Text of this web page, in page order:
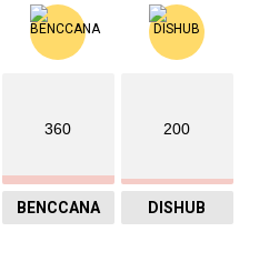
360
BENCCANA
200
DISHUB